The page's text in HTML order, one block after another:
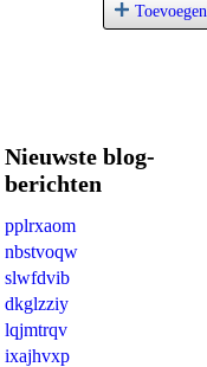
Toevoegen
Nieuwste blog-
berichten
pplrxaom
nbstvoqw
slwfdvib
dkglzziy
lqjmtrqv
ixajhvxp